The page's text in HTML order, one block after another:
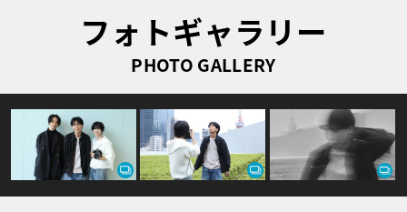
フォトギャラリー
PHOTO GALLERY